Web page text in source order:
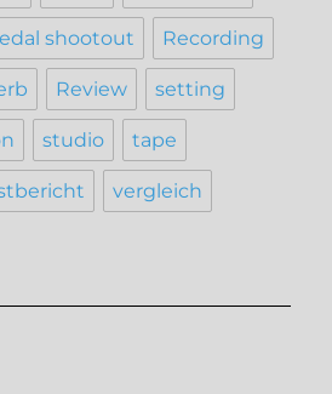
shootout Recording
Review setting
studio tape
vergleich